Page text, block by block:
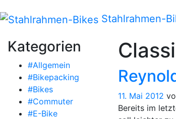
Inhalt
Stahlrahmen-
Kategorien
#Allgemein
#Bikepacking
#Bikes
#Commuter
#E-Bike
11. Mai 2012
Bereits im